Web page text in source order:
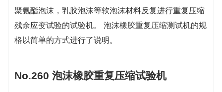
聚氨酯泡沫，乳胶泡沫等软泡沫材料反复进行重复压缩
残余应变试验的试验机。 泡沫橡胶重复压缩测试机的规
格以简单的方式进行了说明。
No.260 泡沫橡胶重复压缩试验机